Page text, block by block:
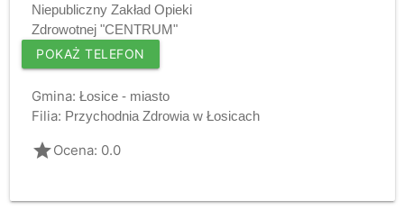
Niepubliczny Zakład Opieki
Zdrowotnej "CENTRUM"
POKAŻ TELEFON
Gmina: Łosice - miasto
Filia: Przychodnia Zdrowia w Łosicach
gradeOcena: 0.0